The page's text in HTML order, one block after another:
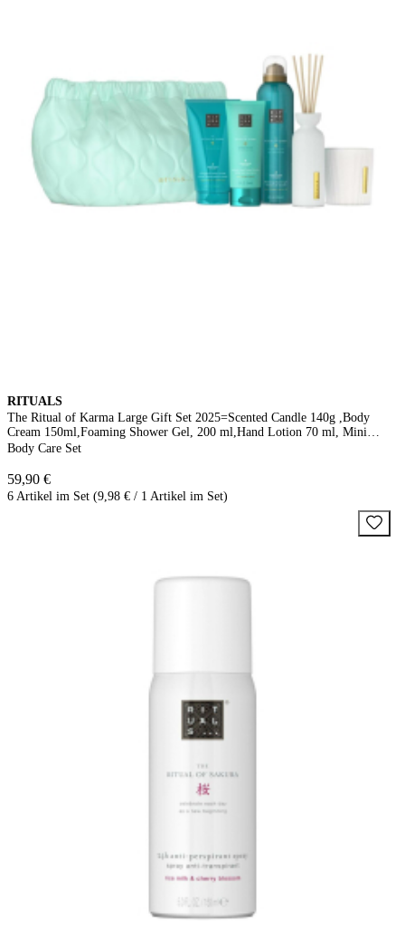
RITUALS
The Ritual of Karma Large Gift Set 2025=Scented Candle 140g ,Body
Cream 150ml,Foaming Shower Gel, 200 ml,Hand Lotion 70 ml, Mini
Fragrance Sticks 70ml
Body Care Set
59,90 €
6 Artikel im Set (9,98 € / 1 Artikel im Set)